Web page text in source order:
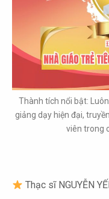
Thành tích nổi bật:
giảng dạy hiện đại,
viên trong
Thạc sĩ NGUYỄN